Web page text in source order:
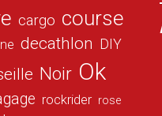
cargo course
decathlon DIY
Noir Ok
rockrider rose